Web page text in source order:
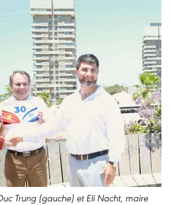
Trung (gauche) et Eli Nacht, maire